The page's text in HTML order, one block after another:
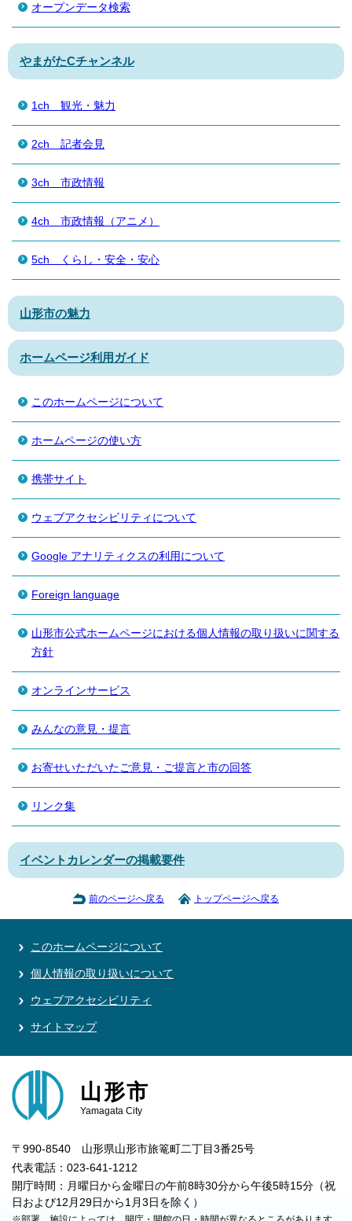
オープンデータ検索
やまがたCチャンネル
1ch 観光・魅力
2ch 記者会見
3ch 市政情報
4ch 市政情報（アニメ）
5ch くらし・安全・安心
山形市の魅力
ホームページ利用ガイド
このホームページについて
ホームページの使い方
携帯サイト
ウェブアクセシビリティについて
Google アナリティクスの利用について
Foreign language
山形市公式ホームページにおける個人情報の取り扱いに関する
方針
オンラインサービス
みんなの意見・提言
お寄せいただいたご意見・ご提言と市の回答
リンク集
イベントカレンダーの掲載要件
前のページへ戻る トップページへ戻る
このホームページについて
個人情報の取り扱いについて
ウェブアクセシビリティ
サイトマップ
山形市
Yamagata City
〒990-8540 山形県山形市旅篭町二丁目3番25号
代表電話：023-641-1212
開庁時間：月曜日から金曜日の午前8時30分から午後5時15分（祝
日および12月29日から1月3日を除く）